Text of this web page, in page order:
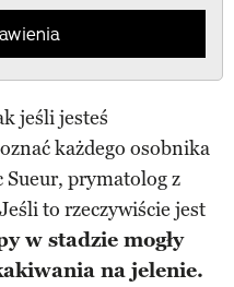
jeśli jesteś
każdego osobnika
prymatolog z
to rzeczywiście jest
w stadzie mogły
na jelenie.